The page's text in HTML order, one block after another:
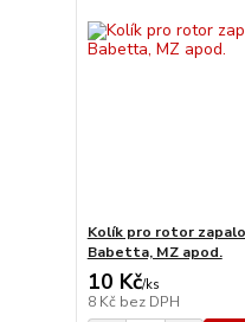
Kolík pro rotor
Babetta, MZ apod.
10 Kč/ks
8 Kč bez DPH